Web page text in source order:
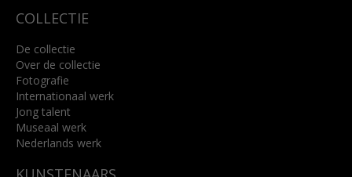
COLLECTIE
De collectie
Over de collectie
Fotografie
Internationaal werk
Jong talent
Museaal werk
Nederlands werk